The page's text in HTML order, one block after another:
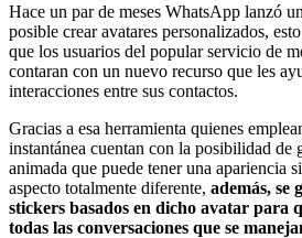
Hace un par de meses WhatsApp lanzó
posible crear avatares personalizados,
que los usuarios del popular servicio de
contaran con un nuevo recurso que les
interacciones entre sus contactos.
Gracias a esa herramienta quienes
instantánea cuentan con la posibilidad de
animada que puede tener una apariencia
aspecto totalmente diferente, además, se
stickers basados en dicho avatar para
todas las conversaciones que se